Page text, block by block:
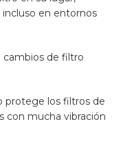
en entornos
cambios de filtro
protege los filtros de
con mucha vibración